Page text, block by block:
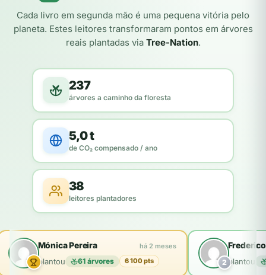
Cada livro em segunda mão é uma pequena vitória pelo
planeta. Estes leitores transformaram pontos em árvores
reais plantadas via Tree-Nation.
237
árvores a caminho da floresta
5,0 t
de CO₂ compensado / ano
38
leitores plantadores
Mónica Pereira há 2 meses
plantou 61 árvores 6 100 pts 2 plantou